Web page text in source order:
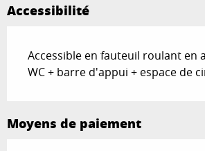
Accessibilité
Accessible en fauteuil roulant en
WC + barre d'appui + espace de
Moyens de paiement